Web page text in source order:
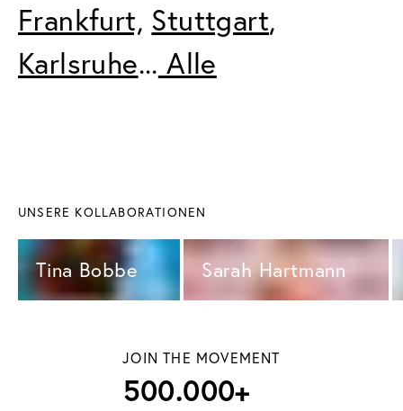
Frankfurt, Stuttgart,
Karlsruhe... Alle
UNSERE KOLLABORATIONEN
Tina Bobbe Sarah Hartmann
JOIN THE MOVEMENT
500.000+